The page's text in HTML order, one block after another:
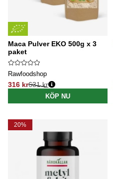
Maca Pulver EKO 500g x 3
paket
Rawfoodshop
316 kr
Ordinarie pris:
631 kr
KÖP NU
20%